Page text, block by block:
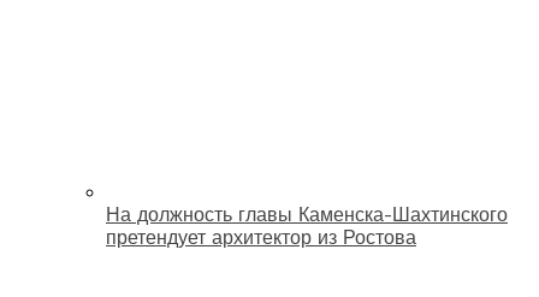
На должность главы Каменска-Шахтинского
претендует архитектор из Ростова